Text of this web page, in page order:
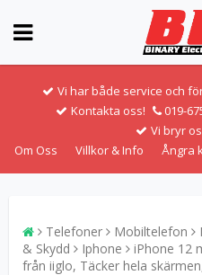
Vi har både service och
Kontakta oss!
019-
Vi bryr
Om Oss
Villkor & Info Ångra
Telefoner Mobiltelefon
& Skydd
Iphone
iPhone 12
från iiglo, Täcker hela